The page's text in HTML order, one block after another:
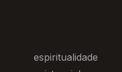
espiritualidade